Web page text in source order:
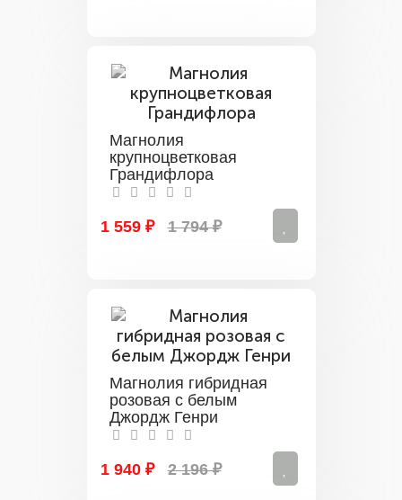
Магнолия
крупноцветковая
Грандифлора
1 559 ₽ 1 794 ₽
Магнолия гибридная
розовая с белым
Джордж Генри
1 940 ₽ 2 196 ₽